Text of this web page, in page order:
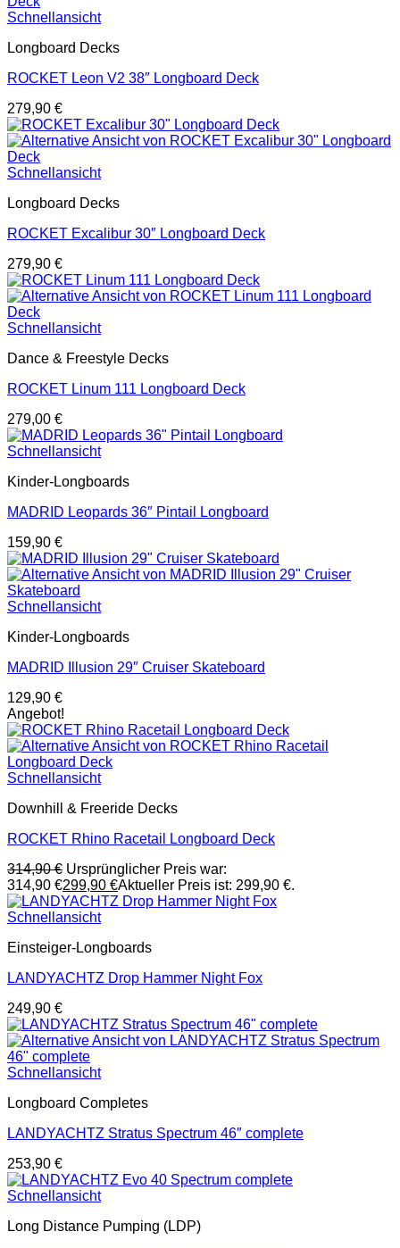
Schnellansicht
Longboard Decks
ROCKET Leon V2 38″ Longboard Deck
279,90 €
Schnellansicht
Longboard Decks
ROCKET Excalibur 30″ Longboard Deck
279,90 €
Schnellansicht
Dance & Freestyle Decks
ROCKET Linum 111 Longboard Deck
279,00 €
Schnellansicht
Kinder-Longboards
MADRID Leopards 36″ Pintail Longboard
159,90 €
Schnellansicht
Kinder-Longboards
MADRID Illusion 29″ Cruiser Skateboard
129,90 €
Angebot!
Schnellansicht
Downhill & Freeride Decks
ROCKET Rhino Racetail Longboard Deck
314,90€ Ursprünglicher Preis war:
314,90 €299,90 €Aktueller Preis ist: 299,90 €.
Schnellansicht
Einsteiger-Longboards
LANDYACHTZ Drop Hammer Night Fox
249,90 €
Schnellansicht
Longboard Completes
LANDYACHTZ Stratus Spectrum 46″ complete
253,90 €
Schnellansicht
Long Distance Pumping (LDP)